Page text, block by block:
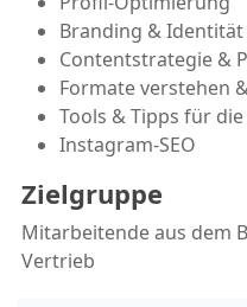
Branding & Identität
Contentstrategie &
Formate verstehen
Tools & Tipps für
Instagram-SEO
Zielgruppe
Mitarbeitende aus dem
Vertrieb